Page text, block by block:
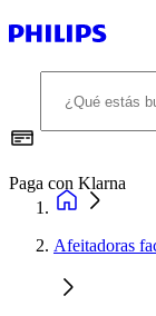
Paga con Klarna
Afeitadoras